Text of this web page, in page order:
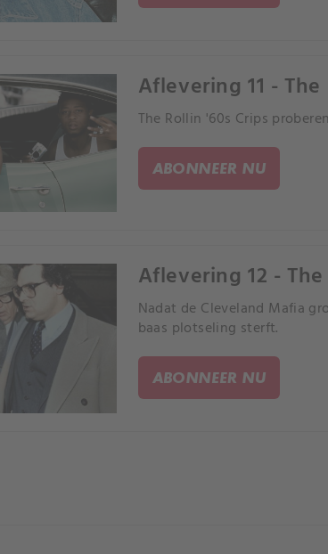
Aflevering 11 -
The Rollin '60s Crips
ABONNEER NU
Aflevering 12 -
Nadat de Cleveland Mafia
baas plotseling sterft.
ABONNEER NU